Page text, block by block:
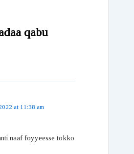
qabu
at 11:38 am
naaf foyyeesse tokko